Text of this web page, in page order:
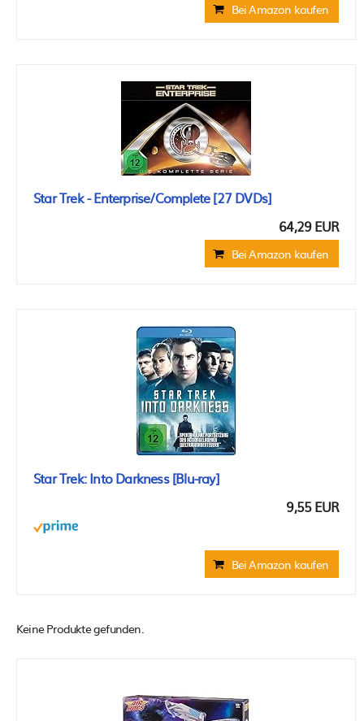
Bei Amazon kaufen
Star Trek - Enterprise/Complete [27 DVDs]
64,29 EUR
Bei Amazon kaufen
Star Trek: Into Darkness [Blu-ray]
9,55 EUR
Bei Amazon kaufen
Keine Produkte gefunden.